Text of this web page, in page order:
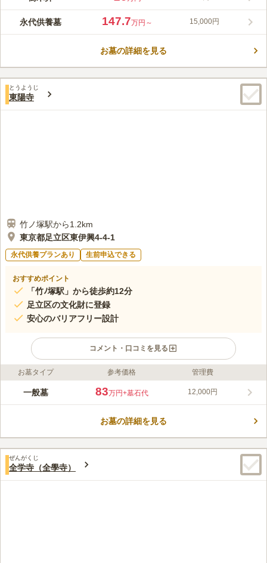
僧侶による手厚い供養をうけられ安心できます。花壇や木々が植
樹木葬や、永代供養付有期限墓地などを取り扱っています。
永代供養墓 147.7万円～ 15,000円
お墓の詳細を見る
とうようじ
東陽寺
竹ノ塚駅から1.2km
東京都足立区東伊興4-4-1
永代供養プランあり 生前申込できる
おすすめポイント
「竹ﾉ塚駅」から徒歩約12分
足立区の文化財に登録
安心のバリアフリー設計
コメント・口コミを見る
ライフドット編集部のコメント
1611年に造られましたが、関東大震災で被災し、昭和3年に現在
からのアクセスも良く、バリアフリー設計になっているので、高
口コミ評価
みんなの評価
50代男性
管理されていて清潔感はある。前に比べるとやや落ちた感じもあ
お墓タイプ 参考価格 管理費
一般墓 83万円+墓石代 12,000円
お墓の詳細を見る
ぜんがくじ
全学寺（全學寺）